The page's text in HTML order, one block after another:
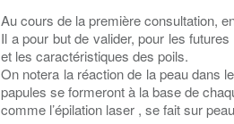
Au cours de la première consultation,
Il a pour but de valider, pour les
et les caractéristiques des poils.
On notera la réaction de la peau dans
papules se formeront à la base de
comme l’épilation laser , se fait sur